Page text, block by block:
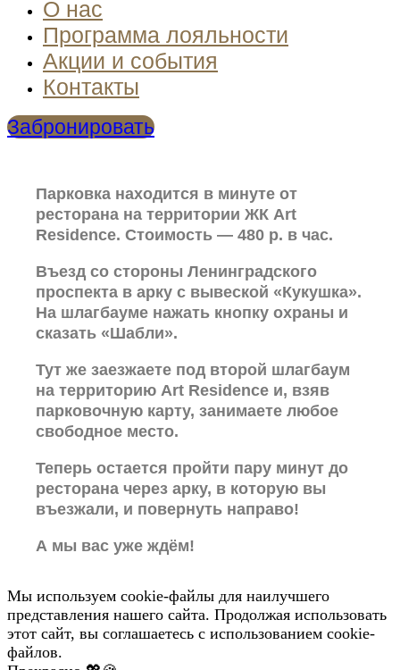
О нас
Программа лояльности
Акции и события
Контакты
Забронировать
Парковка находится в минуте от
ресторана на территории ЖК Art
Residence. Стоимость — 480 р. в час.
Въезд со стороны Ленинградского
проспекта в арку с вывеской «Кукушка».
На шлагбауме нажать кнопку охраны и
сказать «Шабли».
Тут же заезжаете под второй шлагбаум
на территорию Art Residence и, взяв
парковочную карту, занимаете любое
свободное место.
Теперь остается пройти пару минут до
ресторана через арку, в которую вы
въезжали, и повернуть направо!
А мы вас уже ждём!
Мы используем cookie-файлы для наилучшего
представления нашего сайта. Продолжая использовать
этот сайт, вы соглашаетесь с использованием cookie-
файлов.